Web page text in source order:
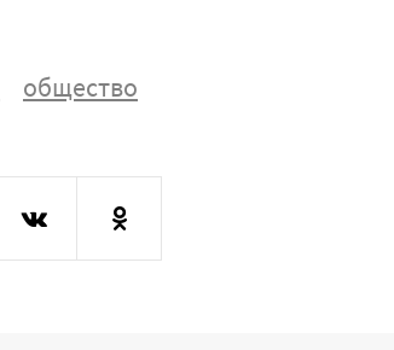
общество